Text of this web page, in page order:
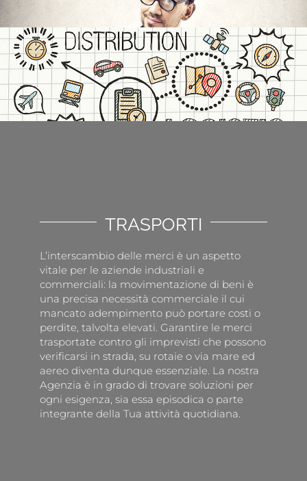
TRASPORTI
L’interscambio delle merci è un aspetto
vitale per le aziende industriali e
commerciali: la movimentazione di beni è
una precisa necessità commerciale il cui
mancato adempimento può portare costi o
perdite, talvolta elevati. Garantire le merci
trasportate contro gli imprevisti che possono
verificarsi in strada, su rotaie o via mare ed
aereo diventa dunque essenziale. La nostra
Agenzia è in grado di trovare soluzioni per
ogni esigenza, sia essa episodica o parte
integrante della Tua attività quotidiana.